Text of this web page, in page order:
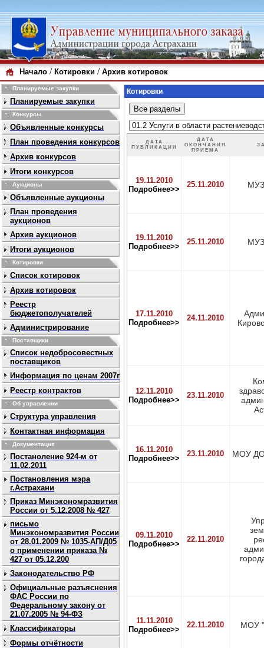
Начало / Котировки / Архив котировок
Планируемые закупки
Планируемые закупки
Конкурсы
Объявленные конкурсы
План проведения конкурсов
Архив конкурсов
Итоги конкурсов
Аукционы
Объявленные аукционы
План проведения
аукционов
Архив аукционов
Итоги аукционов
Котировки
Список котировок
Архив котировок
Реестр
бюджетополучателей
Администрирование
Поставщики
Список недобросовестных
поставщиков
Информация по ценам 2007г
Реестр контрактов
Об управлении
Структура управления
Контактная информация
Документация
Постаноление 924-м от
11.02.2011
Постановления мэра
г.Астрахани
Приказ Минэкономразвития
России от 5.12.2008 № 427
письмо
Минэкономразвития России
от 28.01.2009 № 1035-АП/Д05
о применении приказа №
427 от 05.12.200
Законодательство РФ
Официальные разъяснения
ФАС России по
Федеральному закону от
21.07.2005 № 94-ФЗ
Классификаторы
Формы отчётности
Котировки
ДАТА
ПУБЛИКАЦИИ
ДАТА
ОКОНЧАНИЯ
ПРИЕМА
19.11.2010
Подробнее>>
25.11.2010
19.11.2010
Подробнее>>
25.11.2010
17.11.2010
Подробнее>>
24.11.2010
12.11.2010
Подробнее>>
23.11.2010
16.11.2010
Подробнее>>
23.11.2010 МОУ
09.11.2010
Подробнее>>
22.11.2010
11.11.2010
Подробнее>>
22.11.2010 МОУ